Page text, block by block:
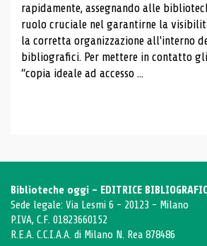
rapidamente, assegnando alle
ruolo cruciale nel garantirne la
la corretta organizzazione all'interno
bibliografici. Per mettere in contatto
“copia ideale ad accesso ...
Biblioteche oggi - EDITRICE
Sede legale: Via Lesmi 6 - 20123 - Milano
P.IVA, C.F. 01823660152
R.E.A. C.C.I.A.A. di Milano N. Rea 878486